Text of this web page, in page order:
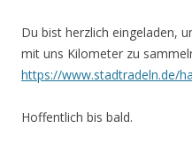
Du bist herzlich eingeladen,
mit uns Kilometer zu
https://www.stadtradeln.de/
Hoffentlich bis bald.